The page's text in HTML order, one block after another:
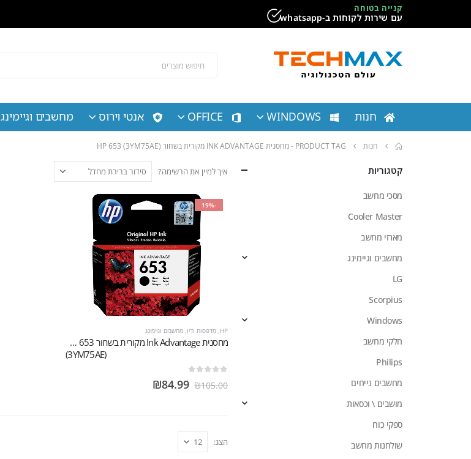
קנייה בטוחה
עם שירות לקוחות ב-whatsapp
חנות WINDOWS
OFFICE אנטי וירוס מחשבים וגיימינג
חנות PRODUCT TAG - מחסנית INK ADVANTAGE מקורית בשחור HP 653 (3YM75AE)
איך למיין את הרשימה?
-19%
HP מדפסות ודיו מחשבים וגיימינג
מחסנית Ink Advantage מקורית בשחור HP 653
(3YM75AE)
₪105.00
₪84.99
הצג:
קטגוריות
מסכי מחשב
Cooler Master
מארזי מחשב
מחשבים וגיימינג
LG
Scorpius
Windows
חלקי מחשב
Philips
מחשבים נייחים
מושבים \ וכסאות
ספקי כוח
שולחנות מחשב